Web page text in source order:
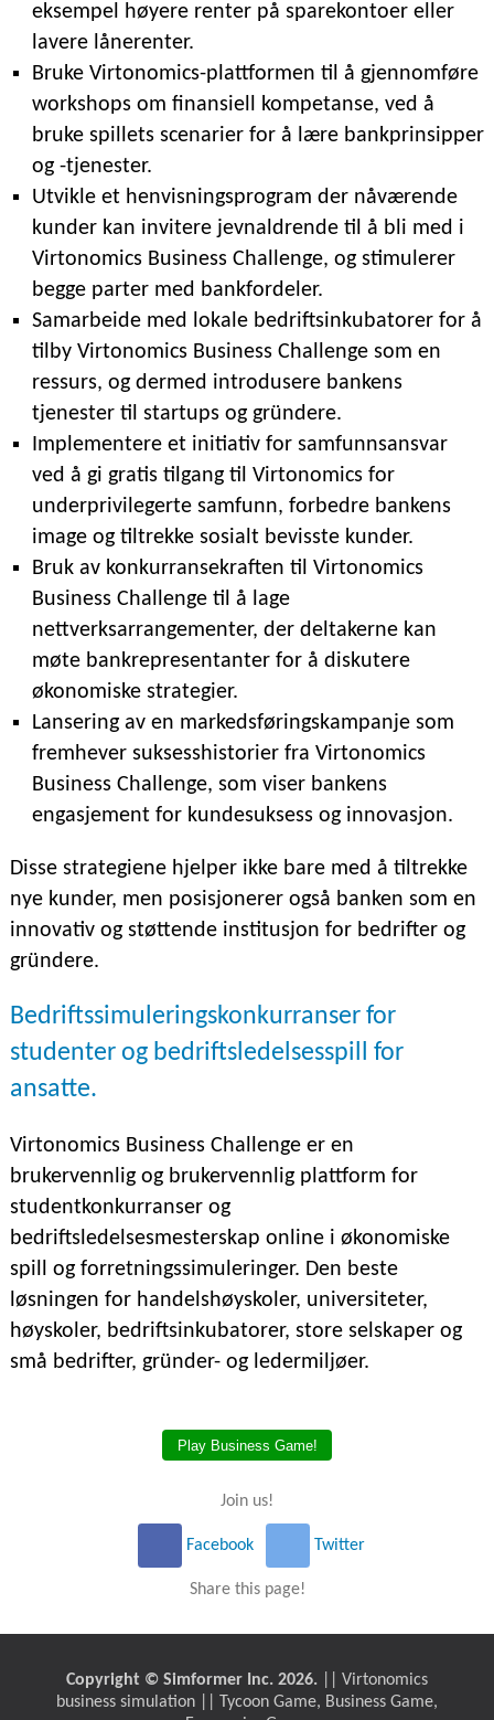
eksempel høyere renter på sparekontoer eller
lavere lånerenter.
Bruke Virtonomics-plattformen til å gjennomføre
workshops om finansiell kompetanse, ved å
bruke spillets scenarier for å lære bankprinsipper
og -tjenester.
Utvikle et henvisningsprogram der nåværende
kunder kan invitere jevnaldrende til å bli med i
Virtonomics Business Challenge, og stimulerer
begge parter med bankfordeler.
Samarbeide med lokale bedriftsinkubatorer for å
tilby Virtonomics Business Challenge som en
ressurs, og dermed introdusere bankens
tjenester til startups og gründere.
Implementere et initiativ for samfunnsansvar
ved å gi gratis tilgang til Virtonomics for
underprivilegerte samfunn, forbedre bankens
image og tiltrekke sosialt bevisste kunder.
Bruk av konkurransekraften til Virtonomics
Business Challenge til å lage
nettverksarrangementer, der deltakerne kan
møte bankrepresentanter for å diskutere
økonomiske strategier.
Lansering av en markedsføringskampanje som
fremhever suksesshistorier fra Virtonomics
Business Challenge, som viser bankens
engasjement for kundesuksess og innovasjon.
Disse strategiene hjelper ikke bare med å tiltrekke
nye kunder, men posisjonerer også banken som en
innovativ og støttende institusjon for bedrifter og
gründere.
Bedriftssimuleringskonkurranser for
studenter og bedriftsledelsesspill for
ansatte.
Virtonomics Business Challenge er en
brukervennlig og brukervennlig plattform for
studentkonkurranser og
bedriftsledelsesmesterskap online i økonomiske
spill og forretningssimuleringer. Den beste
løsningen for handelshøyskoler, universiteter,
høyskoler, bedriftsinkubatorer, store selskaper og
små bedrifter, gründer- og ledermiljøer.
Play Business Game!
Join us!
Facebook Twitter
Share this page!
Copyright © Simformer Inc. 2026.|| Virtonomics
business simulation || Tycoon Game, Business Game,